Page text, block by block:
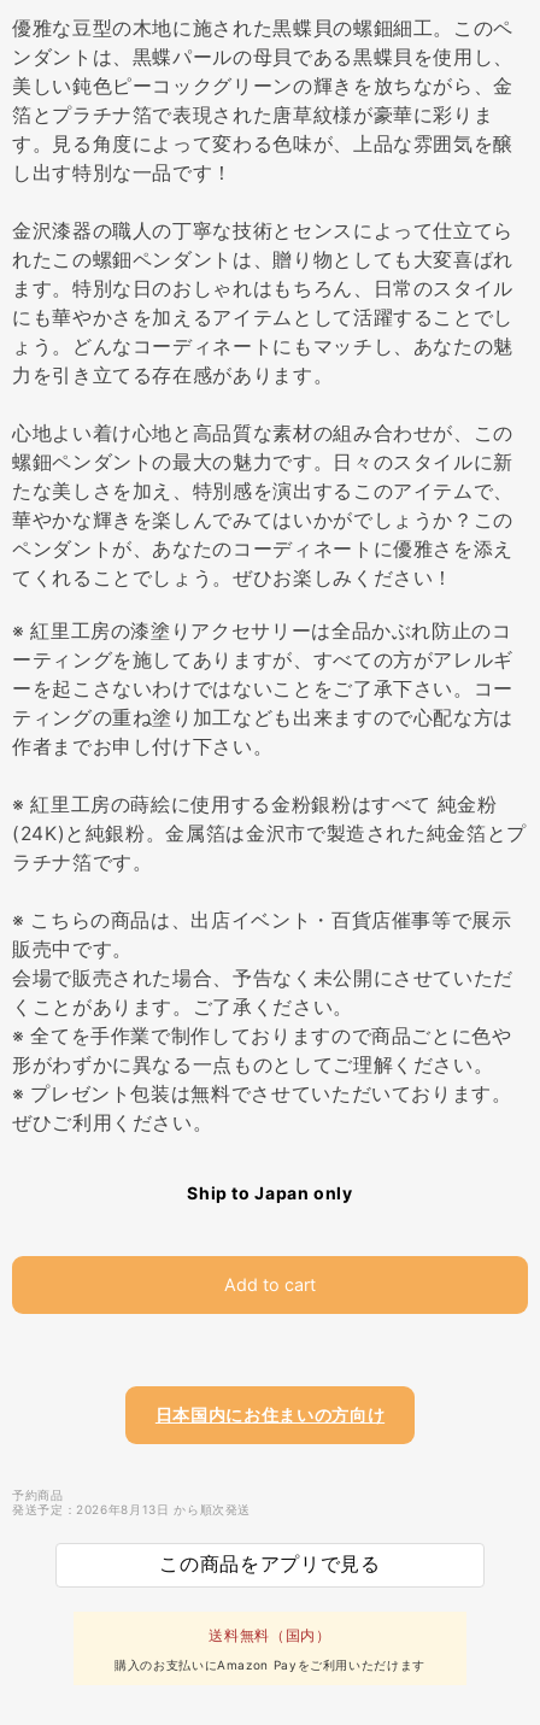
優雅な豆型の木地に施された黒蝶貝の螺鈿細工。このペ
ンダントは、黒蝶パールの母貝である黒蝶貝を使用し、
美しい鈍色ピーコックグリーンの輝きを放ちながら、金
箔とプラチナ箔で表現された唐草紋様が豪華に彩りま
す。見る角度によって変わる色味が、上品な雰囲気を醸
し出す特別な一品です！
金沢漆器の職人の丁寧な技術とセンスによって仕立てら
れたこの螺鈿ペンダントは、贈り物としても大変喜ばれ
ます。特別な日のおしゃれはもちろん、日常のスタイル
にも華やかさを加えるアイテムとして活躍することでし
ょう。どんなコーディネートにもマッチし、あなたの魅
力を引き立てる存在感があります。
心地よい着け心地と高品質な素材の組み合わせが、この
螺鈿ペンダントの最大の魅力です。日々のスタイルに新
たな美しさを加え、特別感を演出するこのアイテムで、
華やかな輝きを楽しんでみてはいかがでしょうか？この
ペンダントが、あなたのコーディネートに優雅さを添え
てくれることでしょう。ぜひお楽しみください！
※ 紅里工房の漆塗りアクセサリーは全品かぶれ防止のコ
ーティングを施してありますが、すべての方がアレルギ
ーを起こさないわけではないことをご了承下さい。コー
ティングの重ね塗り加工なども出来ますので心配な方は
作者までお申し付け下さい。
※ 紅里工房の蒔絵に使用する金粉銀粉はすべて 純金粉
(24K)と純銀粉。金属箔は金沢市で製造された純金箔とプ
ラチナ箔です。
※ こちらの商品は、出店イベント・百貨店催事等で展示
販売中です。
会場で販売された場合、予告なく未公開にさせていただ
くことがあります。ご了承ください。
※ 全てを手作業で制作しておりますので商品ごとに色や
形がわずかに異なる一点ものとしてご理解ください。
※ プレゼント包装は無料でさせていただいております。
ぜひご利用ください。
Ship to Japan only
Add to cart
日本国内にお住まいの方向け
予約商品
発送予定：2026年8月13日 から順次発送
この商品をアプリで見る
送料無料（国内）
購入のお支払いにAmazon Payをご利用いただけます